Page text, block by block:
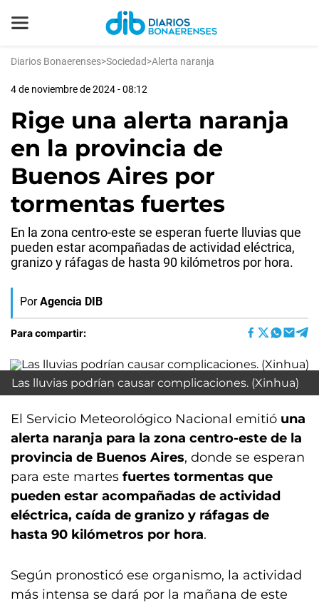
Diarios Bonaerenses>Sociedad>Alerta naranja
4 de noviembre de 2024 - 08:12
Rige una alerta naranja
en la provincia de
Buenos Aires por
tormentas fuertes
En la zona centro-este se esperan fuerte lluvias que
pueden estar acompañadas de actividad eléctrica,
granizo y ráfagas de hasta 90 kilómetros por hora.
Por Agencia DIB
Para compartir:
Las lluvias podrían causar complicaciones. (Xinhua)
El Servicio Meteorológico Nacional emitió una
alerta naranja para la zona centro-este de la
provincia de Buenos Aires, donde se esperan
para este martes fuertes tormentas que
pueden estar acompañadas de actividad
eléctrica, caída de granizo y ráfagas de
hasta 90 kilómetros por hora.
Según pronosticó ese organismo, la actividad
más intensa se dará por la mañana de este